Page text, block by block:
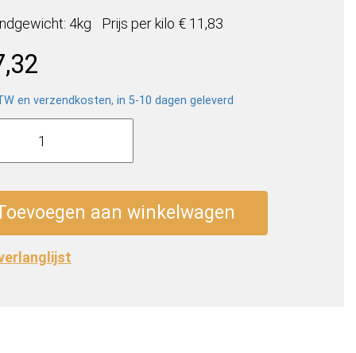
4kg Prijs per kilo € 11,83
en verzendkosten, in 5-10 dagen geleverd
aan winkelwagen